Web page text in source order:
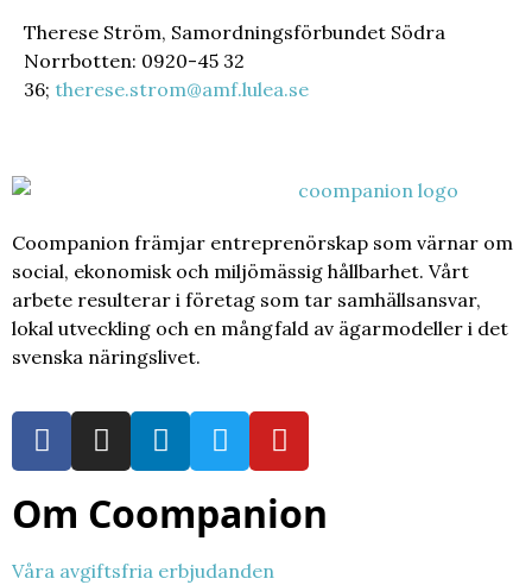
Therese Ström, Samordningsförbundet Södra
Norrbotten: 0920-45 32
36; therese.strom@amf.lulea.se
Coompanion främjar entreprenörskap som värnar om
social, ekonomisk och miljömässig hållbarhet. Vårt
arbete resulterar i företag som tar samhällsansvar,
lokal utveckling och en mångfald av ägarmodeller i det
svenska näringslivet.
Om Coompanion
Våra avgiftsfria erbjudanden